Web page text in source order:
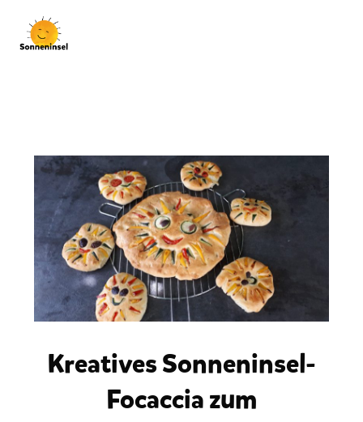
Kreatives Sonneninsel-
Focaccia zum